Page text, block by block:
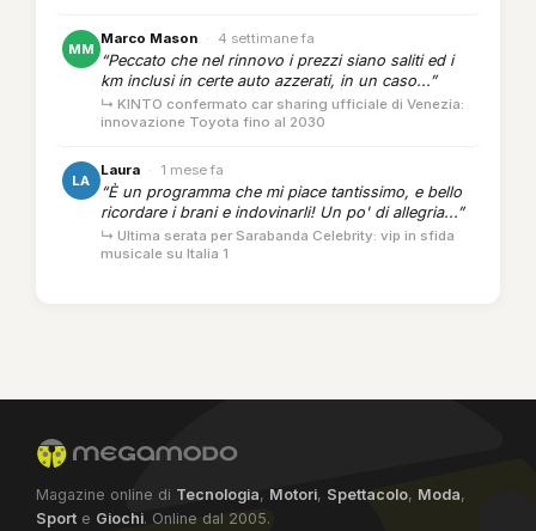
MM
Marco Mason · 4 settimane fa
“Peccato che nel rinnovo i prezzi siano saliti ed i
km inclusi in certe auto azzerati, in un caso...”
↳ KINTO confermato car sharing ufficiale di Venezia:
innovazione Toyota fino al 2030
LA
Laura · 1 mese fa
“È un programma che mi piace tantissimo, e bello
ricordare i brani e indovinarli! Un po' di allegria...”
↳ Ultima serata per Sarabanda Celebrity: vip in sfida
musicale su Italia 1
Magazine online di Tecnologia, Motori, Spettacolo, Moda,
Sport e Giochi. Online dal 2005.